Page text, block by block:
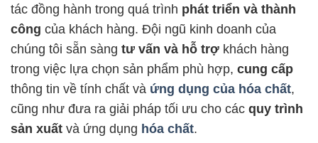
tác đồng hành trong quá trình phát triển và thành
công của khách hàng. Đội ngũ kinh doanh của
chúng tôi sẵn sàng tư vấn và hỗ trợ khách hàng
trong việc lựa chọn sản phẩm phù hợp, cung cấp
thông tin về tính chất và ứng dụng của hóa chất,
cũng như đưa ra giải pháp tối ưu cho các quy trình
sản xuất và ứng dụng hóa chất.